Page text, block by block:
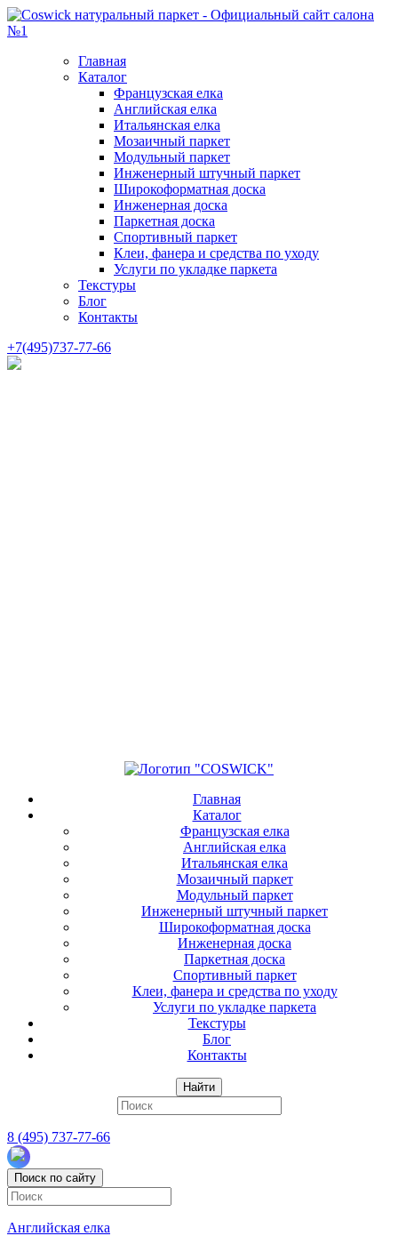
Главная
Каталог
Французская елка
Английская елка
Итальянская елка
Мозаичный паркет
Модульный паркет
Инженерный штучный паркет
Широкоформатная доска
Инженерная доска
Паркетная доска
Спортивный паркет
Клеи, фанера и средства по уходу
Услуги по укладке паркета
Текстуры
Блог
Контакты
+7(495)737-77-66
Главная
Каталог
Французская елка
Английская елка
Итальянская елка
Мозаичный паркет
Модульный паркет
Инженерный штучный паркет
Широкоформатная доска
Инженерная доска
Паркетная доска
Спортивный паркет
Клеи, фанера и средства по уходу
Услуги по укладке паркета
Текстуры
Блог
Контакты
Найти
8 (495) 737-77-66
Поиск по сайту
Английская елка